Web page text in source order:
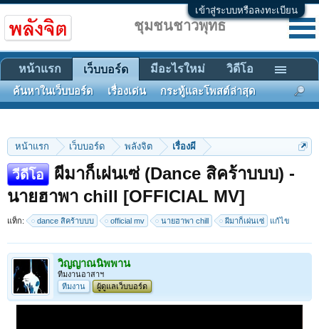
เข้าสู่ระบบหรือลงทะเบียน
หน้าแรก เว็บบอร์ด พลังจิต เรื่องผี
วีดีโอ
ผีมาก็เผ่นเซ่ (Dance สิคร้าบบบ) -
นายฮาพา chill [OFFICIAL MV]
แท็ก: dance สิคร้าบบบ official mv นายฮาพา chill ผีมาก็เผ่นเซ่ แก้ไข
วิญญาณนิพพาน
ทีมงานอาสาฯ
ทีมงาน
ผู้ดูแลเว็บบอร์ด
ชุมชนชาวพุทธ
หน้าแรก เว็บบอร์ด
ค้นหาในเว็บบอร์ด เรื่องเด่น กระทู้และโพสต์ล่าสุด
มีอะไรใหม่ วิดีโอ